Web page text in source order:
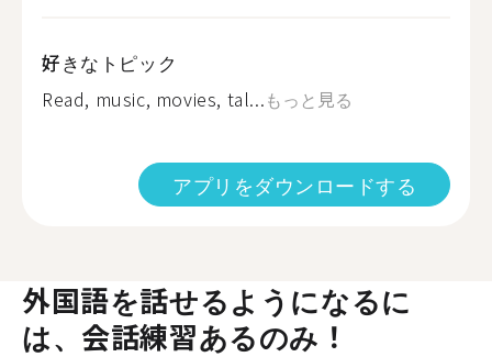
好きなトピック
Read, music, movies, tal...もっと見る
アプリをダウンロードする
外国語を話せるようになるに
は、会話練習あるのみ！